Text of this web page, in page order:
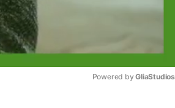
Powered by GliaStudios